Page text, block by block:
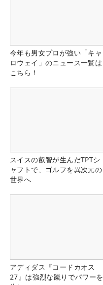
今年も男女プロが強い「キャ
ロウェイ」のニュース一覧は
こちら！
スイスの叡智が生んだTPTシ
ャフトで、ゴルフを異次元の
世界へ
アディダス『コードカオス
27』は強烈な蹴りでパワーを